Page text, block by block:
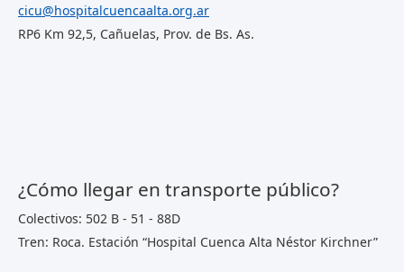
cicu@hospitalcuencaalta.org.ar
RP6 Km 92,5, Cañuelas, Prov. de Bs. As.
¿Cómo llegar en transporte público?
Colectivos: 502 B - 51 - 88D
Tren: Roca. Estación “Hospital Cuenca Alta Néstor Kirchner”